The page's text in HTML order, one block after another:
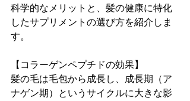
科学的なメリットと、髪の健康に特化
したサプリメントの選び方を紹介しま
す。
【コラーゲンペプチドの効果】
髪の毛は毛包から成長し、成長期（ア
ナゲン期）というサイクルに大きな影